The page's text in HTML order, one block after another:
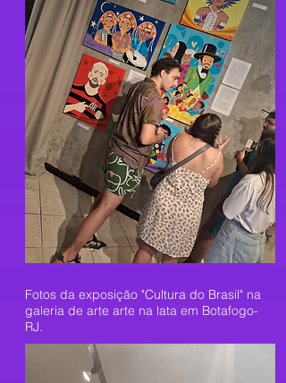
Fotos da exposição "Cultura do Brasil" na
galeria de arte arte na lata em Botafogo-
RJ.